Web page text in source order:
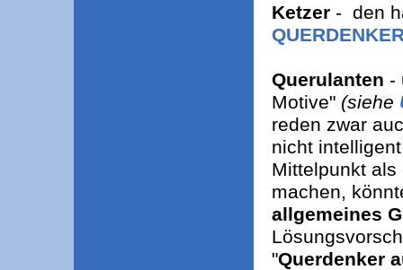
Ketzer - den
Querulanten -
Motive" (siehe
reden zwar
nicht
Mittelpunkt
machen,
allgemeines
"Querdenker